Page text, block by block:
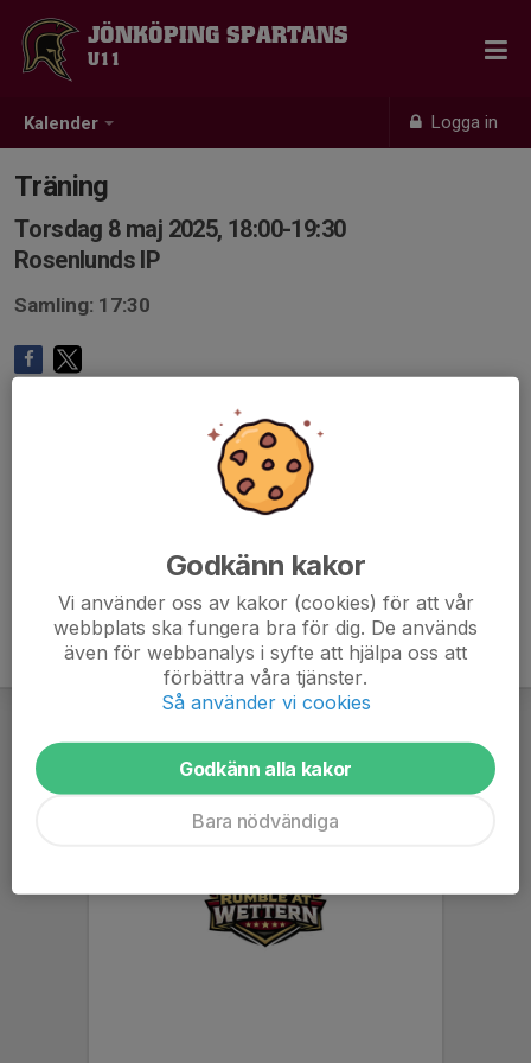
Kalender Logga in
JÖNKÖPING SPARTANS
U11
Träning
Torsdag 8 maj 2025, 18:00-19:30
Rosenlunds IP
Samling: 17:30
Godkänn kakor
Vi använder oss av kakor (cookies) för att vår
webbplats ska fungera bra för dig. De används
även för webbanalys i syfte att hjälpa oss att
förbättra våra tjänster.
Så använder vi cookies
Godkänn alla kakor
Bara nödvändiga